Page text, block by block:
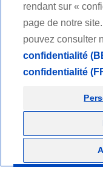
Fournisseurs
Revendeurs
Professionnels
Mentions légales et
Politique de
rendant sur «
page de notre
pouvez consulter
confidentialité
confidentialité